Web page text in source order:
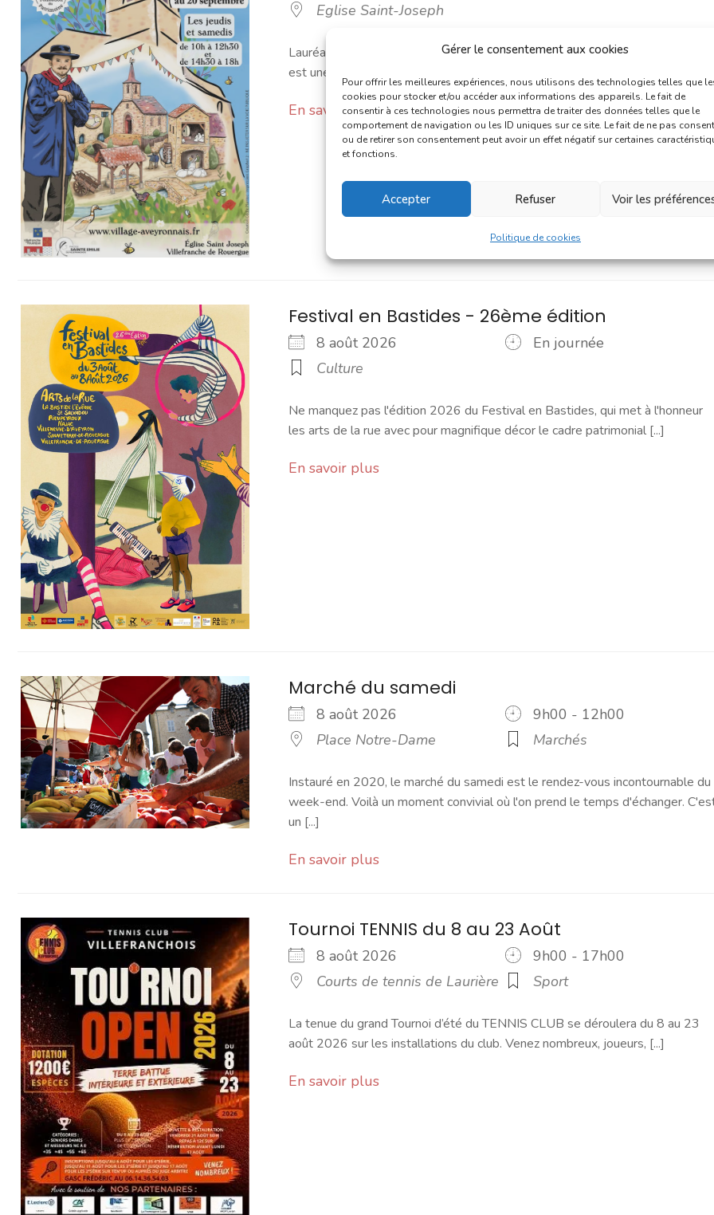
Gérer le consentement aux cookies
Pour offrir les meilleures expériences, nous utilisons des technologies telles que
cookies pour stocker et/ou accéder aux informations des appareils. Le fait de
consentir à ces technologies nous permettra de traiter des données telles que le
comportement de navigation ou les ID uniques sur ce site. Le fait de ne pas
ou de retirer son consentement peut avoir un effet négatif sur certaines
et fonctions.
Accepter Refuser Voir les
Politique de cookies
Eglise Saint-Joseph
Lauréat du Prix Sésame de la Fondation du patrimoine, le Village
est une maquette exceptionnelle par sa taille et son niveau de détail. Avec
En savoir plus
Festival en Bastides - 26ème édition
8 août 2026
En journée
Culture
Ne manquez pas l'édition 2026 du Festival en Bastides, qui met à l'honneur
les arts de la rue avec pour magnifique décor le cadre patrimonial [...]
En savoir plus
Marché du samedi
8 août 2026
9h00 - 12h00
Place Notre-Dame
Marchés
Instauré en 2020, le marché du samedi est le rendez-vous incontournable du
week-end. Voilà un moment convivial où l'on prend le temps d'échanger.
un [...]
En savoir plus
Tournoi TENNIS du 8 au 23 Août
8 août 2026
9h00 - 17h00
Courts de tennis de Laurière
Sport
La tenue du grand Tournoi d’été du TENNIS CLUB se déroulera du 8 au 23
août 2026 sur les installations du club. Venez nombreux, joueurs, [...]
En savoir plus